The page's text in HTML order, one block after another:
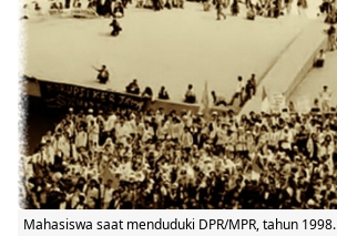
Mahasiswa saat menduduki DPR/MPR, tahun 1998.